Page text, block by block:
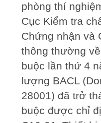
phòng thí
Cục Kiểm tra
Chứng nhận và
thông thường
buộc lần thứ 4
lượng BACL
28001) đã trở
buộc được chỉ